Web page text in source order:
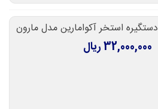
دستگیره استخر آکوامارین مدل مارون
32,000,000 ریال